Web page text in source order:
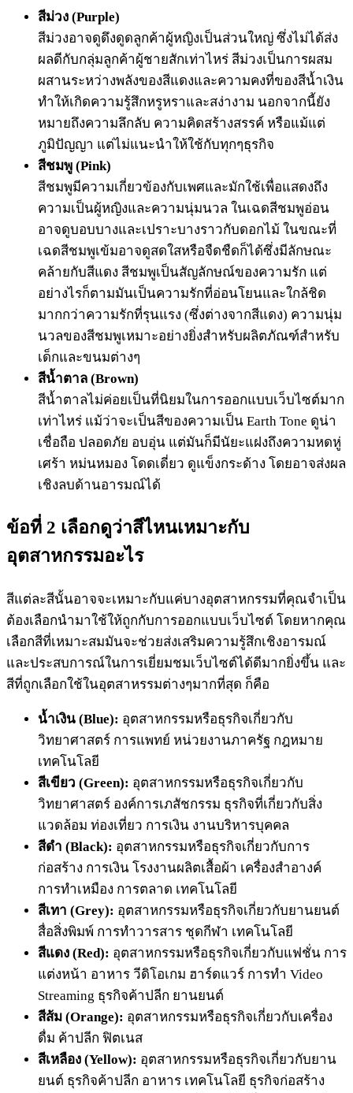
สีม่วง (Purple)
สีม่วงอาจดูดึงดูดลูกค้าผู้หญิงเป็นส่วนใหญ่ ซึ่งไม่ได้ส่ง
ผลดีกับกลุ่มลูกค้าผู้ชายสักเท่าไหร่ สีม่วงเป็นการผสม
ผสานระหว่างพลังของสีแดงและความคงที่ของสีน้ำเงิน
ทำให้เกิดความรู้สึกหรูหราและสง่างาม นอกจากนี้ยัง
หมายถึงความลึกลับ ความคิดสร้างสรรค์ หรือแม้แต่
ภูมิปัญญา แต่ไม่แนะนำให้ใช้กับทุกๆธุรกิจ
สีชมพู (Pink)
สีชมพูมีความเกี่ยวข้องกับเพศและมักใช้เพื่อแสดงถึง
ความเป็นผู้หญิงและความนุ่มนวล ในเฉดสีชมพูอ่อน
อาจดูบอบบางและเปราะบางราวกับดอกไม้ ในขณะที่
เฉดสีชมพูเข้มอาจดูสดใสหรือจืดชืดก็ได้ซึ่งมีลักษณะ
คล้ายกับสีแดง สีชมพูเป็นสัญลักษณ์ของความรัก แต่
อย่างไรก็ตามมันเป็นความรักที่อ่อนโยนและใกล้ชิด
มากกว่าความรักที่รุนแรง (ซึ่งต่างจากสีแดง) ความนุ่ม
นวลของสีชมพูเหมาะอย่างยิ่งสำหรับผลิตภัณฑ์สำหรับ
เด็กและขนมต่างๆ
สีน้ำตาล (Brown)
สีน้ำตาลไม่ค่อยเป็นที่นิยมในการออกแบบเว็บไซต์มาก
เท่าไหร่ แม้ว่าจะเป็นสีของความเป็น Earth Tone ดูน่า
เชื่อถือ ปลอดภัย อบอุ่น แต่มันก็มีนัยะแฝงถึงความหดหู่
เศร้า หม่นหมอง โดดเดี่ยว ดูแข็งกระด้าง โดยอาจส่งผล
เชิงลบด้านอารมณ์ได้
ข้อที่ 2 เลือกดูว่าสีไหนเหมาะกับ
อุตสาหกรรมอะไร
สีแต่ละสีนั้นอาจจะเหมาะกับแค่บางอุตสาหกรรมที่คุณจำเป็น
ต้องเลือกนำมาใช้ให้ถูกกับการออกแบบเว็บไซต์ โดยหากคุณ
เลือกสีที่เหมาะสมมันจะช่วยส่งเสริมความรู้สึกเชิงอารมณ์
และประสบการณ์ในการเยี่ยมชมเว็บไซต์ได้ดีมากยิ่งขึ้น และ
สีที่ถูกเลือกใช้ในอุตสาหรรมต่างๆมากที่สุด ก็คือ
น้ำเงิน (Blue): อุตสาหกรรมหรือธุรกิจเกี่ยวกับ
วิทยาศาสตร์ การแพทย์ หน่วยงานภาครัฐ กฎหมาย
เทคโนโลยี
สีเขียว (Green): อุตสาหกรรมหรือธุรกิจเกี่ยวกับ
วิทยาศาสตร์ องค์การเภสัชกรรม ธุรกิจที่เกี่ยวกับสิ่ง
แวดล้อม ท่องเที่ยว การเงิน งานบริหารบุคคล
สีดำ (Black): อุตสาหกรรมหรือธุรกิจเกี่ยวกับการ
ก่อสร้าง การเงิน โรงงานผลิตเสื้อผ้า เครื่องสำอางค์
การทำเหมือง การตลาด เทคโนโลยี
สีเทา (Grey): อุตสาหกรรมหรือธุรกิจเกี่ยวกับยานยนต์
สื่อสิ่งพิมพ์ การทำวารสาร ชุดกีฬา เทคโนโลยี
สีแดง (Red): อุตสาหกรรมหรือธุรกิจเกี่ยวกับแฟชั่น การ
แต่งหน้า อาหาร วีดิโอเกม ฮาร์ดแวร์ การทำ Video
Streaming ธุรกิจค้าปลีก ยานยนต์
สีส้ม (Orange): อุตสาหกรรมหรือธุรกิจเกี่ยวกับเครื่อง
ดื่ม ค้าปลีก ฟิตเนส
สีเหลือง (Yellow): อุตสาหกรรมหรือธุรกิจเกี่ยวกับยาน
ยนต์ ธุรกิจค้าปลีก อาหาร เทคโนโลยี ธุรกิจก่อสร้าง